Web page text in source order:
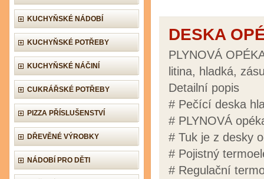
KUCHYŇSKÉ NÁDOBÍ
KUCHYŇSKÉ POTŘEBY
KUCHYŇSKÉ NÁČINÍ
CUKRÁŘSKÉ POTŘEBY
PIZZA PŘÍSLUŠENSTVÍ
DŘEVĚNÉ VÝROBKY
NÁDOBÍ PRO DĚTI
DESKA
PLYNOVÁ
litina, hladká,
Detailní popis
# Pečící deska
# PLYNOVÁ
# Tuk je z desky
# Pojistný
# Regulační